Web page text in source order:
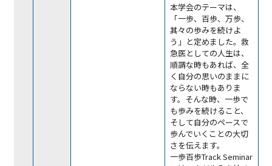
本学会のテーマは、
「一歩、百歩、万歩、
其々の歩みを続けよ
う」と定めました。救
急医としての人生は、
順調な時もあれば、全
く自分の思いのままに
ならない時もありま
す。そんな時、一歩で
も歩みを続けること、
そして自分のペースで
歩んでいくことの大切
さを伝えます。
一歩百歩Track Seminar